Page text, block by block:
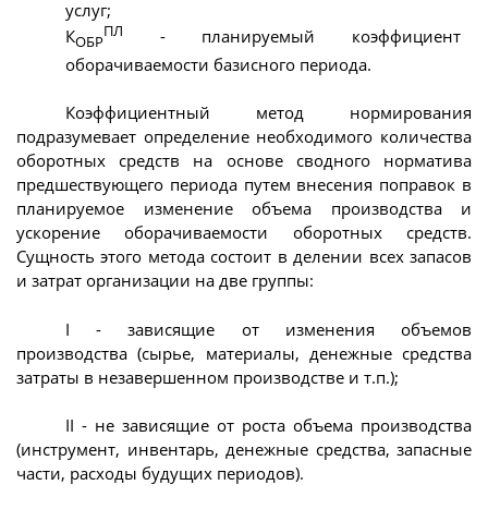
услуг;
КОБР
ПЛ
- планируемый коэффициент
оборачиваемости базисного периода.
Коэффициентный метод нормирования
подразумевает определение необходимого количества
оборотных средств на основе сводного норматива
предшествующего периода путем внесения поправок в
планируемое изменение объема производства и
ускорение оборачиваемости оборотных средств.
Сущность этого метода состоит в делении всех запасов
и затрат организации на две группы:
I - зависящие от изменения объемов
производства (сырье, материалы, денежные средства
затраты в незавершенном производстве и т.п.);
II - не зависящие от роста объема производства
(инструмент, инвентарь, денежные средства, запасные
части, расходы будущих периодов).